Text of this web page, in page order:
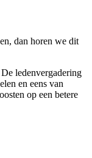
dan horen we dit
ledenvergadering
en eens van
op een betere